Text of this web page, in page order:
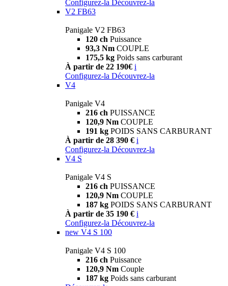
Configurez-la Découvrez-la
V2 FB63
Panigale V2 FB63
120 ch Puissance
93,3 Nm COUPLE
175,5 kg Poids sans carburant
À partir de 22 190€ i
Configurez-la Découvrez-la
V4
Panigale V4
216 ch PUISSANCE
120,9 Nm COUPLE
191 kg POIDS SANS CARBURANT
À partir de 28 390 € i
Configurez-la Découvrez-la
V4 S
Panigale V4 S
216 ch PUISSANCE
120,9 Nm COUPLE
187 kg POIDS SANS CARBURANT
À partir de 35 190 € i
Configurez-la Découvrez-la
new V4 S 100
Panigale V4 S 100
216 ch Puissance
120,9 Nm Couple
187 kg Poids sans carburant